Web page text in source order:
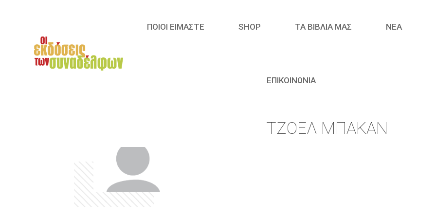
ΠΟΙΟΙ ΕΙΜΑΣΤΕ SHOP ΤΑ ΒΙΒΛΙΑ ΜΑΣ ΝΈΑ
ΕΠΙΚΟΙΝΩΝΙΑ
ΤΖΌΕΛ ΜΠΆΚΑΝ